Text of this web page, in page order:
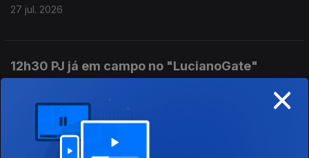
27 jul. 2026
12h30 PJ já em campo no "LucianoGate"
18h30 Jaime Antunes e os pecados de Rui
×